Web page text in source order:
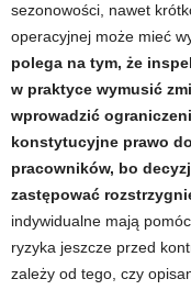
sezonowości, nawet
operacyjnej może mieć
polega na tym, że
w praktyce wymusić
wprowadzić
konstytucyjne prawo
pracowników, bo
zastępować
indywidualne mają
ryzyka jeszcze przed
zależy od tego, czy